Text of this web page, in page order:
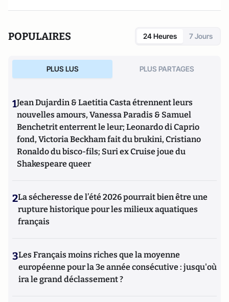
POPULAIRES 24 Heures 7 Jours
PLUS LUS PLUS PARTAGES
1Jean Dujardin & Laetitia Casta étrennent leurs
nouvelles amours, Vanessa Paradis & Samuel
Benchetrit enterrent le leur; Leonardo di Caprio
fond, Victoria Beckham fait du brukini, Cristiano
Ronaldo du bisco-fils; Suri ex Cruise joue du
Shakespeare queer
2La sécheresse de l’été 2026 pourrait bien être une
rupture historique pour les milieux aquatiques
français
3Les Français moins riches que la moyenne
européenne pour la 3e année consécutive : jusqu'où
ira le grand déclassement ?